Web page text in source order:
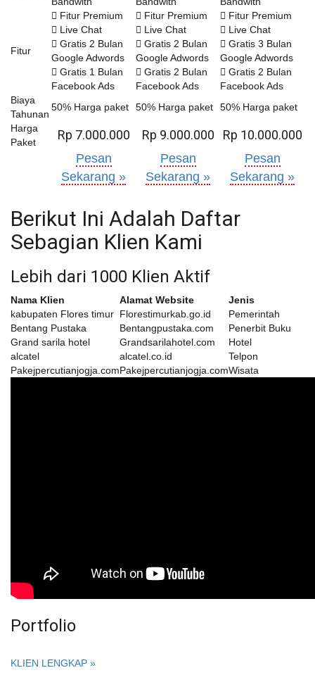
Fitur
Fitur Premium
Live Chat
Gratis 2 Bulan
Google Adwords
Gratis 1 Bulan
Facebook Ads
Fitur Premium
Live Chat
Gratis 2 Bulan
Google Adwords
Gratis 2 Bulan
Facebook Ads
Fitur Premium
Live Chat
Gratis 3 Bulan
Google Adwords
Gratis 2 Bulan
Facebook Ads
Biaya
Tahunan
50% Harga paket 50% Harga paket
50% Harga paket
Harga
Paket
Rp 7.000.000 Rp 9.000.000 Rp 10.000.000
Pesan
Sekarang »
Pesan
Sekarang »
Pesan
Sekarang »
Berikut Ini Adalah Daftar
Sebagian Klien Kami
Lebih dari 1000 Klien Aktif
Nama Klien Alamat Website
Jenis
kabupaten Flores timur Florestimurkab.go.id
Pemerintah
Bentang Pustaka
Bentangpustaka.com
Penerbit Buku
Grand sarila hotel
Grandsarilahotel.com
Hotel
alcatel
alcatel.co.id
Telpon
Pakejpercutianjogja.comPakejpercutianjogja.comWisata
Portfolio
KLIEN LENGKAP »